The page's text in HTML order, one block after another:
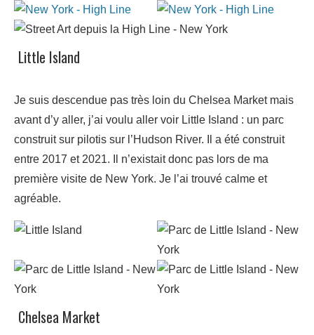
Little Island
Je suis descendue pas très loin du Chelsea Market mais
avant d’y aller, j’ai voulu aller voir Little Island : un parc
construit sur pilotis sur l’Hudson River. Il a été construit
entre 2017 et 2021. Il n’existait donc pas lors de ma
première visite de New York. Je l’ai trouvé calme et
agréable.
Chelsea Market